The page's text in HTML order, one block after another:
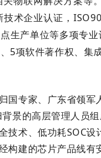
术企业认证，
生产单位等多项专
5项软件著作权、集
国专家、广东省领军
景的高层管理人员
技术、低功耗SOC设
构建的芯片产品线有